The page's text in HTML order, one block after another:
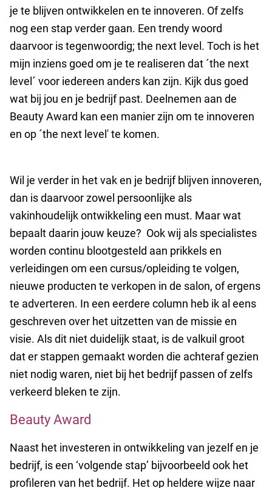
je te blijven ontwikkelen en te innoveren. Of zelfs
nog een stap verder gaan. Een trendy woord
daarvoor is tegenwoordig; the next level. Toch is het
mijn inziens goed om je te realiseren dat ´the next
level´ voor iedereen anders kan zijn. Kijk dus goed
wat bij jou en je bedrijf past. Deelnemen aan de
Beauty Award kan een manier zijn om te innoveren
en op ´the next level' te komen.
Wil je verder in het vak en je bedrijf blijven innoveren,
dan is daarvoor zowel persoonlijke als
vakinhoudelijk ontwikkeling een must. Maar wat
bepaalt daarin jouw keuze? Ook wij als specialistes
worden continu blootgesteld aan prikkels en
verleidingen om een cursus/opleiding te volgen,
nieuwe producten te verkopen in de salon, of ergens
te adverteren. In een eerdere column heb ik al eens
geschreven over het uitzetten van de missie en
visie. Als dit niet duidelijk staat, is de valkuil groot
dat er stappen gemaakt worden die achteraf gezien
niet nodig waren, niet bij het bedrijf passen of zelfs
verkeerd bleken te zijn.
Beauty Award
Naast het investeren in ontwikkeling van jezelf en je
bedrijf, is een ‘volgende stap’ bijvoorbeeld ook het
profileren van het bedrijf. Het op heldere wijze naar